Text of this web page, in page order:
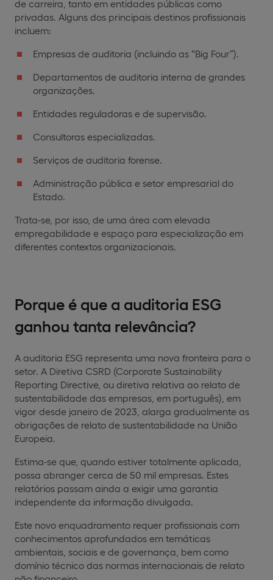
de carreira, tanto em entidades públicas como
privadas. Alguns dos principais destinos profissionais
incluem:
Empresas de auditoria (incluindo as “Big Four”).
Departamentos de auditoria interna de grandes
organizações.
Entidades reguladoras e de supervisão.
Consultoras especializadas.
Serviços de auditoria forense.
Administração pública e setor empresarial do
Estado.
Trata-se, por isso, de uma área com elevada
empregabilidade e espaço para especialização em
diferentes contextos organizacionais.
Porque é que a auditoria ESG
ganhou tanta relevância?
A auditoria ESG representa uma nova fronteira para o
setor. A Diretiva CSRD (Corporate Sustainability
Reporting Directive, ou diretiva relativa ao relato de
sustentabilidade das empresas, em português), em
vigor desde janeiro de 2023, alarga gradualmente as
obrigações de relato de sustentabilidade na União
Europeia.
Estima-se que, quando estiver totalmente aplicada,
possa abranger cerca de 50 mil empresas. Estes
relatórios passam ainda a exigir uma garantia
independente da informação divulgada.
Este novo enquadramento requer profissionais com
conhecimentos aprofundados em temáticas
ambientais, sociais e de governança, bem como
domínio técnico das normas internacionais de relato